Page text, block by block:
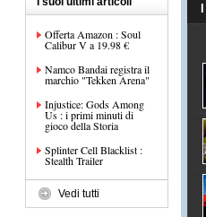
Offerta Amazon : Soul
Calibur V a 19.98 €
Namco Bandai registra il
marchio "Tekken Arena"
Injustice: Gods Among
Us : i primi minuti di
gioco della Storia
Splinter Cell Blacklist :
Stealth Trailer
Vedi tutti